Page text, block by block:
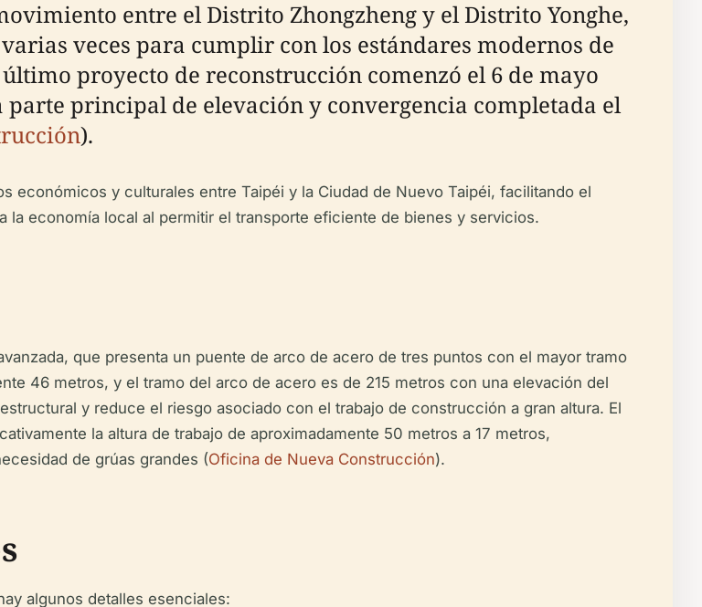
entre el Distrito Zhongzheng y el Distrito Yonghe,
veces para cumplir con los estándares modernos de
proyecto de reconstrucción comenzó el 6 de mayo
principal de elevación y convergencia completada el
).
económicos y culturales entre Taipéi y la Ciudad de Nuevo Taipéi, facilitando el
economía local al permitir el transporte eficiente de bienes y servicios.
que presenta un puente de arco de acero de tres puntos con el mayor tramo
46 metros, y el tramo del arco de acero es de 215 metros con una elevación del
y reduce el riesgo asociado con el trabajo de construcción a gran altura. El
la altura de trabajo de aproximadamente 50 metros a 17 metros,
de grúas grandes (Oficina de Nueva Construcción).
algunos detalles esenciales: